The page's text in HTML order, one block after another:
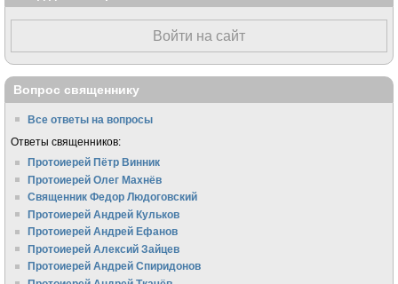
Войти на сайт
Вопрос священнику
Все ответы на вопросы
Ответы священников:
Протоиерей Пётр Винник
Протоиерей Олег Махнёв
Священник Федор Людоговский
Протоиерей Андрей Кульков
Протоиерей Андрей Ефанов
Протоиерей Алексий Зайцев
Протоиерей Андрей Спиридонов